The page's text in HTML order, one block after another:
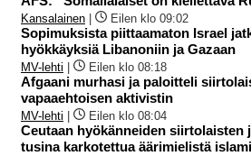
Kansalainen Eilen klo 09:02
Sopimuksista piittaamaton Israel
hyökkäyksiä Libanoniin ja Gazaan
MV-lehti Eilen klo 08:18
Afgaani murhasi ja paloitteli
vapaaehtoisen aktivistin
MV-lehti Eilen klo 08:04
Ceutaan hyökänneiden siirtolaisten
tusina karkotettua äärimielistä